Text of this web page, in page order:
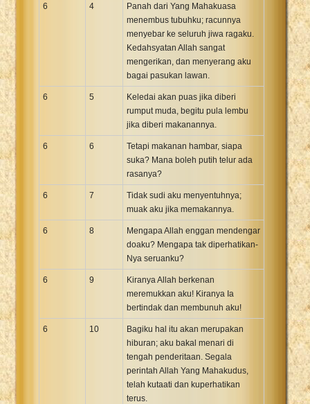
6 4
Panah dari Yang Mahakuasa
menembus tubuhku; racunnya
menyebar ke seluruh jiwa ragaku.
Kedahsyatan Allah sangat
mengerikan, dan menyerang aku
bagai pasukan lawan.
6 5
Keledai akan puas jika diberi
rumput muda, begitu pula lembu
jika diberi makanannya.
6 6
Tetapi makanan hambar, siapa
suka? Mana boleh putih telur ada
rasanya?
6 7
Tidak sudi aku menyentuhnya;
muak aku jika memakannya.
6 8
Mengapa Allah enggan mendengar
doaku? Mengapa tak diperhatikan-
Nya seruanku?
6 9
Kiranya Allah berkenan
meremukkan aku! Kiranya Ia
bertindak dan membunuh aku!
6 10
Bagiku hal itu akan merupakan
hiburan; aku bakal menari di
tengah penderitaan. Segala
perintah Allah Yang Mahakudus,
telah kutaati dan kuperhatikan
terus.